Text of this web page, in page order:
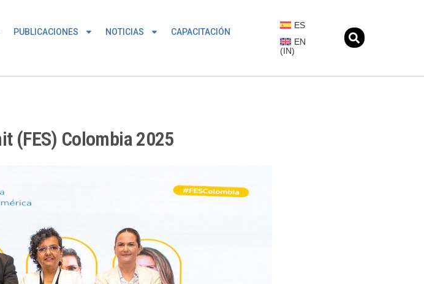
PUBLICACIONES NOTICIAS CAPACITACIÓN
ES
EN
(IN)
(FES) Colombia 2025